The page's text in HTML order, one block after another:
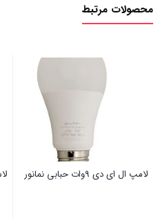
دی
محصولات مرتبط
لامپ ال ای دی 9وات حبابی نمانور